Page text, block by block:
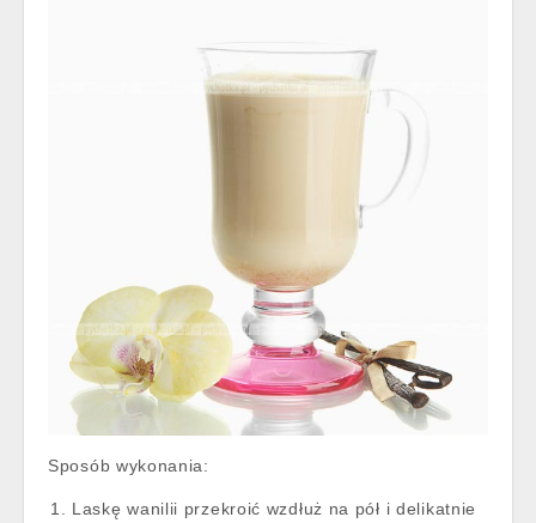
Sposób wykonania:
Laskę wanilii przekroić wzdłuż na pół i delikatnie